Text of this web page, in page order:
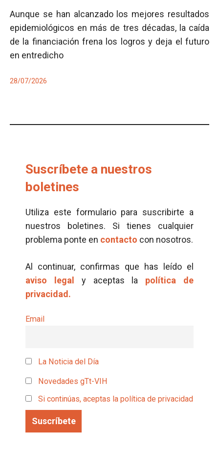
Aunque se han alcanzado los mejores resultados
epidemiológicos en más de tres décadas, la caída
de la financiación frena los logros y deja el futuro
en entredicho
28/07/2026
Suscríbete a nuestros
boletines
Utiliza este formulario para suscribirte a
nuestros boletines. Si tienes cualquier
problema ponte en contacto con nosotros.
Al continuar, confirmas que has leído el
aviso legal
y aceptas la política de
privacidad.
Email
La Noticia del Día
Novedades gTt-VIH
Si continúas, aceptas la política de privacidad